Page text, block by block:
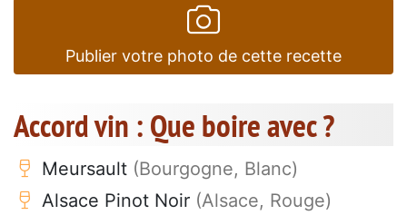
Publier votre photo de cette recette
Accord vin : Que boire avec ?
Meursault (Bourgogne, Blanc)
Alsace Pinot Noir (Alsace, Rouge)